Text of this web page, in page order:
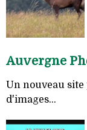
Auvergne
Un nouveau site
d'images...